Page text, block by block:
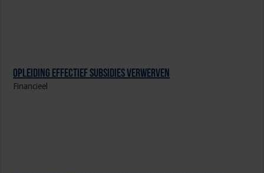
Opleiding Effectief subsidies verwerven
Financieel